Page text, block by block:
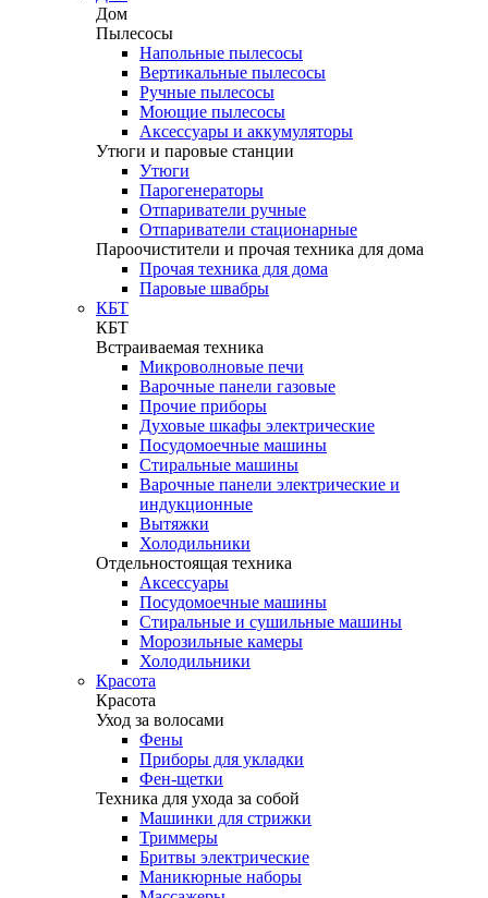
Дом
Пылесосы
Напольные пылесосы
Вертикальные пылесосы
Ручные пылесосы
Моющие пылесосы
Аксессуары и аккумуляторы
Утюги и паровые станции
Утюги
Парогенераторы
Отпариватели ручные
Отпариватели стационарные
Пароочистители и прочая техника для дома
Прочая техника для дома
Паровые швабры
КБТ
КБТ
Встраиваемая техника
Микроволновые печи
Варочные панели газовые
Прочие приборы
Духовые шкафы электрические
Посудомоечные машины
Стиральные машины
Варочные панели электрические и
индукционные
Вытяжки
Холодильники
Отдельностоящая техника
Аксессуары
Посудомоечные машины
Стиральные и сушильные машины
Морозильные камеры
Холодильники
Красота
Красота
Уход за волосами
Фены
Приборы для укладки
Фен-щетки
Техника для ухода за собой
Машинки для стрижки
Триммеры
Бритвы электрические
Маникюрные наборы